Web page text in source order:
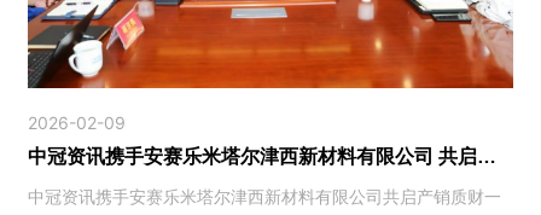
2026-02-09
中冠资讯携手安赛乐米塔尔津西新材料有限公司 共启产销质财一体化及MES项目
中冠资讯携手安赛乐米塔尔津西新材料有限公司共启产销质财一